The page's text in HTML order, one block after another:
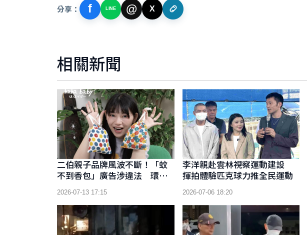
分享： f LINE @ X
相關新聞
二伯親子品牌風波不斷！「蚊
不到香包」廣告涉違法 環保
2026-07-13 17:15
李洋親赴雲林視察運動建設
揮拍體驗匹克球力推全民運動
2026-07-06 18:20